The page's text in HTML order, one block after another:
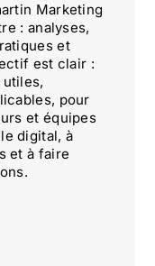
Marketing
: analyses,
et
est clair :
pour
et équipes
digital, à
et à faire